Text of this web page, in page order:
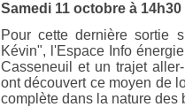
Samedi 11 octobre à
Pour cette dernière sortie
Kévin", l'Espace Info
Casseneuil et un trajet
ont découvert ce moyen de
complète dans la nature des